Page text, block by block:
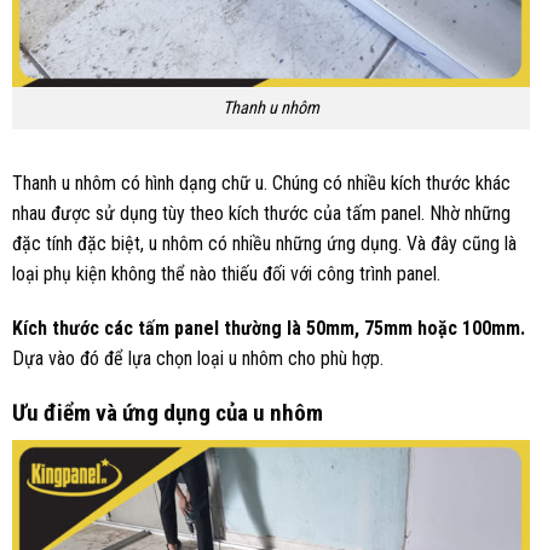
Thanh u nhôm
Thanh u nhôm có hình dạng chữ u. Chúng có nhiều kích thước khác
nhau được sử dụng tùy theo kích thước của tấm panel. Nhờ những
đặc tính đặc biệt, u nhôm có nhiều những ứng dụng. Và đây cũng là
loại phụ kiện không thể nào thiếu đối với công trình panel.
Kích thước các tấm panel thường là 50mm, 75mm hoặc 100mm.
Dựa vào đó để lựa chọn loại u nhôm cho phù hợp.
Ưu điểm và ứng dụng của u nhôm